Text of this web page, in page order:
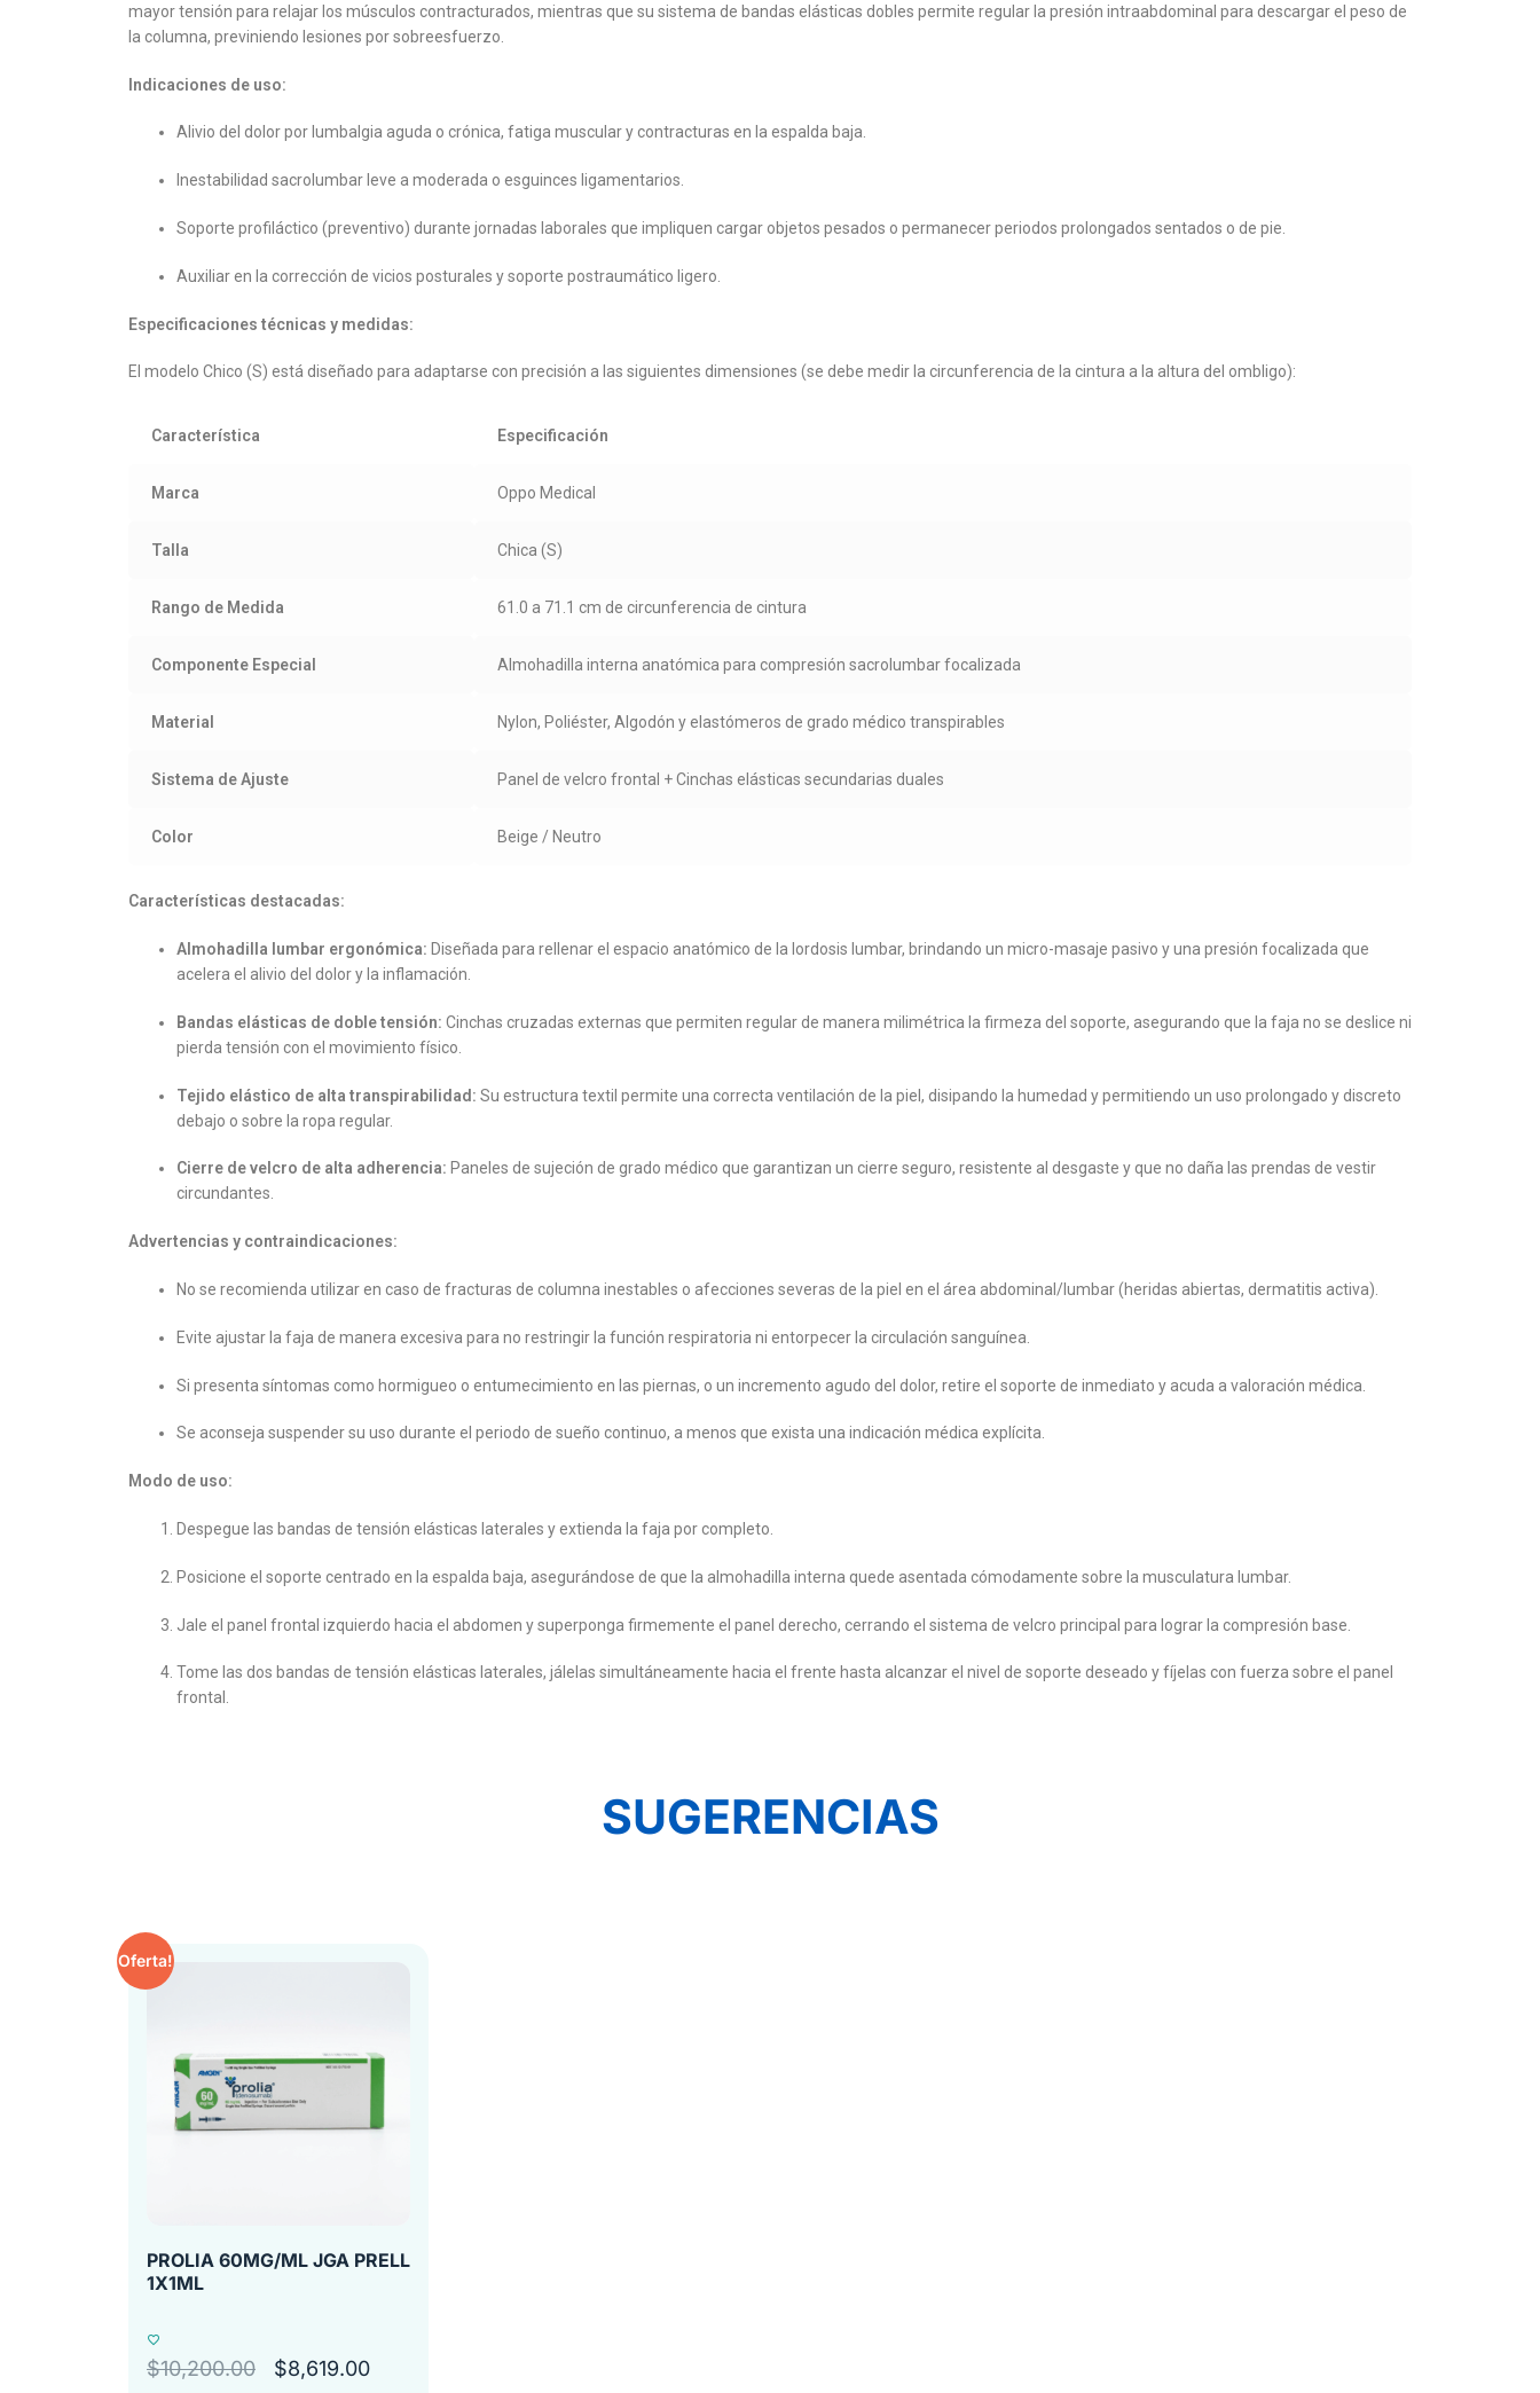
mayor tensión para relajar los músculos contracturados, mientras que su sistema de bandas elásticas dobles permite regular la presión intraabdominal para descargar el peso de
la columna, previniendo lesiones por sobreesfuerzo.
Indicaciones de uso:
Alivio del dolor por lumbalgia aguda o crónica, fatiga muscular y contracturas en la espalda baja.
Inestabilidad sacrolumbar leve a moderada o esguinces ligamentarios.
Soporte profiláctico (preventivo) durante jornadas laborales que impliquen cargar objetos pesados o permanecer periodos prolongados sentados o de pie.
Auxiliar en la corrección de vicios posturales y soporte postraumático ligero.
Especificaciones técnicas y medidas:
El modelo Chico (S) está diseñado para adaptarse con precisión a las siguientes dimensiones (se debe medir la circunferencia de la cintura a la altura del ombligo):
Característica Especificación
Marca Oppo Medical
Talla Chica (S)
Rango de Medida 61.0 a 71.1 cm de circunferencia de cintura
Componente Especial Almohadilla interna anatómica para compresión sacrolumbar focalizada
Material Nylon, Poliéster, Algodón y elastómeros de grado médico transpirables
Sistema de Ajuste Panel de velcro frontal + Cinchas elásticas secundarias duales
Color Beige / Neutro
Características destacadas:
Almohadilla lumbar ergonómica: Diseñada para rellenar el espacio anatómico de la lordosis lumbar, brindando un micro-masaje pasivo y una presión focalizada que
acelera el alivio del dolor y la inflamación.
Bandas elásticas de doble tensión: Cinchas cruzadas externas que permiten regular de manera milimétrica la firmeza del soporte, asegurando que la faja no se deslice ni
pierda tensión con el movimiento físico.
Tejido elástico de alta transpirabilidad: Su estructura textil permite una correcta ventilación de la piel, disipando la humedad y permitiendo un uso prolongado y discreto
debajo o sobre la ropa regular.
Cierre de velcro de alta adherencia: Paneles de sujeción de grado médico que garantizan un cierre seguro, resistente al desgaste y que no daña las prendas de vestir
circundantes.
Advertencias y contraindicaciones:
No se recomienda utilizar en caso de fracturas de columna inestables o afecciones severas de la piel en el área abdominal/lumbar (heridas abiertas, dermatitis activa).
Evite ajustar la faja de manera excesiva para no restringir la función respiratoria ni entorpecer la circulación sanguínea.
Si presenta síntomas como hormigueo o entumecimiento en las piernas, o un incremento agudo del dolor, retire el soporte de inmediato y acuda a valoración médica.
Se aconseja suspender su uso durante el periodo de sueño continuo, a menos que exista una indicación médica explícita.
Modo de uso:
Despegue las bandas de tensión elásticas laterales y extienda la faja por completo.
Posicione el soporte centrado en la espalda baja, asegurándose de que la almohadilla interna quede asentada cómodamente sobre la musculatura lumbar.
Jale el panel frontal izquierdo hacia el abdomen y superponga firmemente el panel derecho, cerrando el sistema de velcro principal para lograr la compresión base.
Tome las dos bandas de tensión elásticas laterales, jálelas simultáneamente hacia el frente hasta alcanzar el nivel de soporte deseado y fíjelas con fuerza sobre el panel
frontal.
SUGERENCIAS
Oferta!
PROLIA 60MG/ML JGA PRELL
1X1ML
$10,200.00 $8,619.00